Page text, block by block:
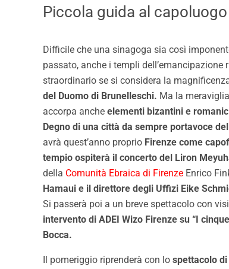
Piccola guida al
Difficile che una sinagoga sia così
passato, anche i templi
straordinario se si considera la
del Duomo di Brunelleschi. Ma la
accorpa anche elementi bizantini e
Degno di una città da sempre portavoce
avrà quest’anno proprio Firenze come
tempio ospiterà il concerto del Liron
della Comunità Ebraica di Firenze Enrico
Hamaui e il direttore degli Uffizi Eike
Si passerà poi a un breve spettacolo con
intervento di ADEI Wizo Firenze su “I
Bocca.
Il pomeriggio riprenderà con lo spettacolo di